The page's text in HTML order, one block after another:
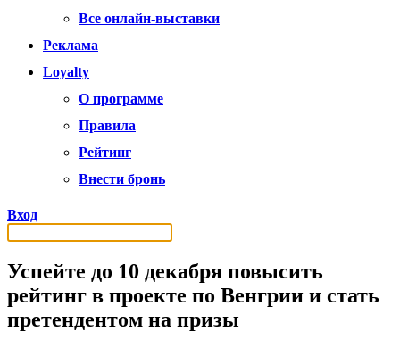
Все онлайн-выставки
Реклама
Loyalty
О программе
Правила
Рейтинг
Внести бронь
Вход
Успейте до 10 декабря повысить
рейтинг в проекте по Венгрии и стать
претендентом на призы